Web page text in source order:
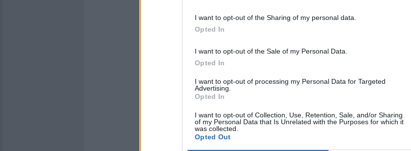
I want to opt-out of the Sharing of my personal data.
Opted In
I want to opt-out of the Sale of my Personal Data.
Opted In
I want to opt-out of processing my Personal Data for Targeted
Advertising.
Opted In
I want to opt-out of Collection, Use, Retention, Sale, and/or Sharing
of my Personal Data that Is Unrelated with the Purposes for which it
was collected.
Opted Out